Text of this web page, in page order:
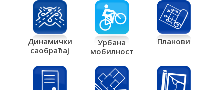
Динамички
саобраћај
Урбана
мобилност
Планови